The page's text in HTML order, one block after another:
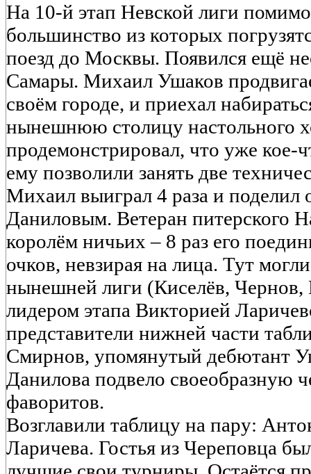
На 10-й этап Невской лиги
большинство из которых
поезд до Москвы. Появился ещё
Самары. Михаил Ушаков
своём городе, и приехал
нынешнюю столицу настольного
продемонстрировал, что уже кое-
ему позволили занять две
Михаил выиграл 4 раза и поделил
Даниловым. Ветеран питерского
королём ничьих – 8 раз его
очков, невзирая на лица. Тут
нынешней лиги (Киселёв, Чернов,
лидером этапа Викторией
представители нижней части
Смирнов, упомянутый дебютант
Данилова подвело своеобразную
фаворитов.
Возглавили таблицу на пару:
Ларичева. Гостья из Череповца